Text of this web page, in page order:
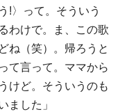
!〉って。そういう
わけで。ま、この歌
ね（笑）。帰ろうと
て言って。ママから
けど。そういうのも
ました」